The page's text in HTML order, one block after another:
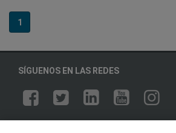
1
SÍGUENOS EN LAS REDES